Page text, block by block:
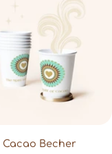
Cacao Becher